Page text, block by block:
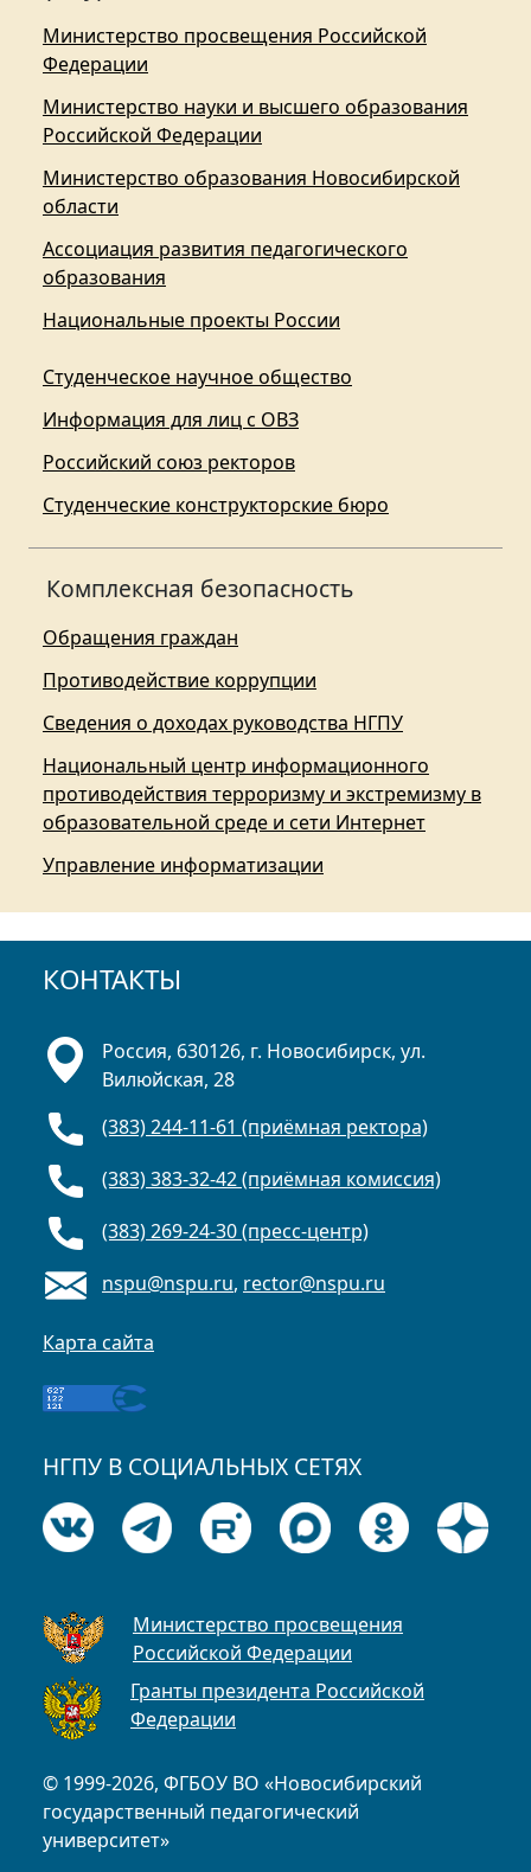
Министерство просвещения Российской
Федерации
Министерство науки и высшего образования
Российской Федерации
Министерство образования Новосибирской
области
Ассоциация развития педагогического
образования
Национальные проекты России
Студенческое научное общество
Информация для лиц с ОВЗ
Российский союз ректоров
Студенческие конструкторские бюро
Комплексная безопасность
Обращения граждан
Противодействие коррупции
Сведения о доходах руководства НГПУ
Национальный центр информационного
противодействия терроризму и экстремизму в
образовательной среде и сети Интернет
Управление информатизации
КОНТАКТЫ
© 1999-2026, ФГБОУ ВО «Новосибирский
государственный педагогический
университет»
Россия, 630126, г. Новосибирск, ул.
Вилюйская, 28
(383) 244-11-61 (приёмная ректора)
(383) 383-32-42 (приёмная комиссия)
(383) 269-24-30 (пресс-центр)
nspu@nspu.ru, rector@nspu.ru
Карта сайта
НГПУ В СОЦИАЛЬНЫХ СЕТЯХ
Министерство просвещения
Российской Федерации
Гранты президента Российской
Федерации